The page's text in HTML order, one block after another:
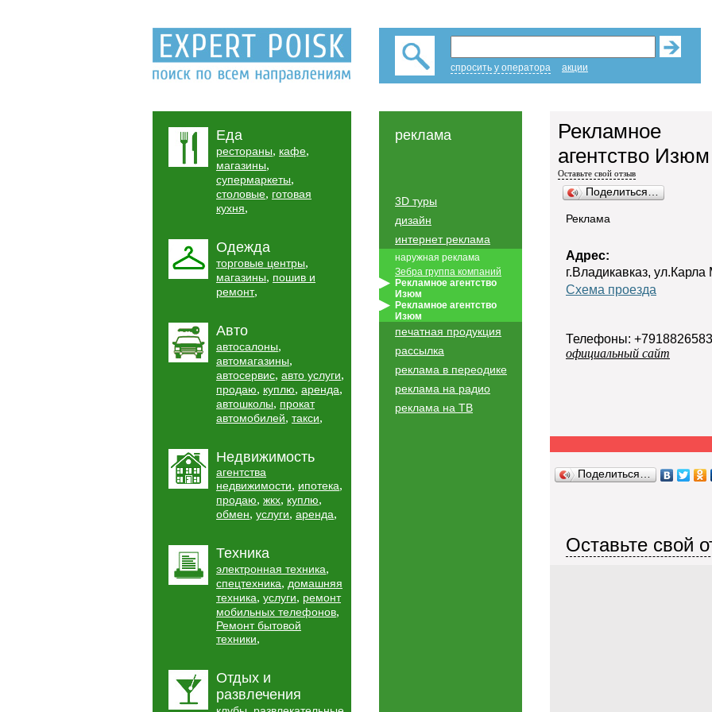
спросить у оператора акции
Еда
рестораны, кафе,
магазины,
супермаркеты,
столовые, готовая
кухня,
Одежда
торговые центры,
магазины, пошив и
ремонт,
Авто
автосалоны,
автомагазины,
автосервис, авто услуги,
продаю, куплю, аренда,
автошколы, прокат
автомобилей, такси,
Недвижимость
агентства
недвижимости, ипотека,
продаю, жкх, куплю,
обмен, услуги, аренда,
Техника
электронная техника,
спецтехника, домашняя
техника, услуги, ремонт
мобильных телефонов,
Ремонт бытовой
техники,
Отдых и
развлечения
реклама
3D туры
дизайн
интернет реклама
наружная реклама
Зебра группа компаний
Рекламное агентство
Изюм
Рекламное агентство
Изюм
печатная продукция
рассылка
реклама в переодике
реклама на радио
реклама на ТВ
Рекламное
агентство Изюм
Оставьте свой отзыв
Поделиться…
Реклама
Адрес:
г.Владикавказ,
Схема проезда
Телефоны:
официальный сайт
Поделиться…
Оставьте свой